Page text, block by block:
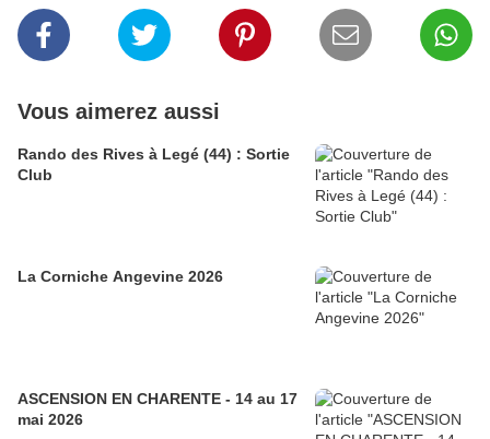
Vous aimerez aussi
Rando des Rives à Legé (44) : Sortie
Club
La Corniche Angevine 2026
ASCENSION EN CHARENTE - 14 au 17
mai 2026